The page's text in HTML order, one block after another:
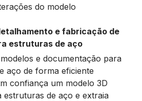
do modelo
e fabricação de
estruturas de aço
e documentação para
aço de forma eficiente
confiança um modelo 3D
estruturas de aço e extraia